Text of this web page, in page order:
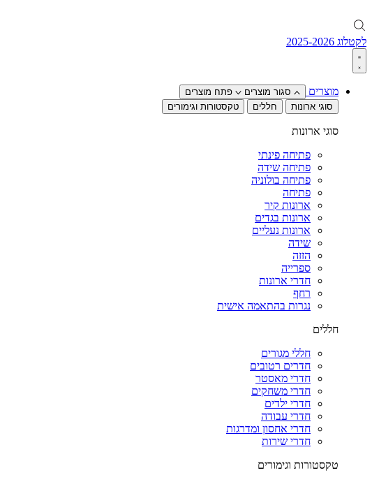
לקטלוג 2025-2026
מוצרים סגור מוצרים
פתח מוצרים
סוגי ארונות
חללים טקסטורות וגימורים
סוגי ארונות
פתיחה פינתי
פתיחה שידה
פתיחה בולוניה
פתיחה
ארונות קיר
ארונות בגדים
ארונות נעליים
שידה
הזזה
ספרייה
חדרי ארונות
רחף
נגרות בהתאמה אישית
חללים
חללי מגורים
חדרים רטובים
חדרי מאסטר
חדרי משחקים
חדרי ילדים
חדרי עבודה
חדרי אחסון ומדרגות
חדרי שירות
טקסטורות וגימורים